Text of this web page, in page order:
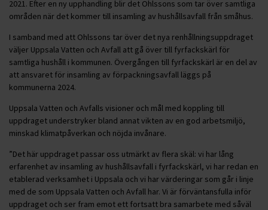
2021. Efter en ny upphandling blir det Ohlssons som tar över samtliga
områden när det kommer till insamling av hushållsavfall från småhus.
I samband med att Ohlssons tar över det nya renhållningsuppdraget
väljer Uppsala Vatten och Avfall att gå över till fyrfackskärl för
samtliga hushåll i kommunen. Övergången till fyrfackskärl är en del av
att ansvaret för insamling av förpackningsavfall läggs på
kommunerna 2024.
Uppsala Vatten och Avfalls visioner och mål med koppling till
uppdraget understryker bland annat vikten av en god arbetsmiljö,
minskad klimatpåverkan och nöjda invånare.
”Det här uppdraget passar oss utmärkt av flera skäl: vi har lång
erfarenhet av insamling av hushållsavfall i fyrfackskärl, vi har redan en
etablerad verksamhet i Uppsala och vi har värderingar som går i linje
med de som Uppsala Vatten och Avfall har. Vi är förväntansfulla inför
uppdraget och ser fram emot ett fortsatt bra samarbete med såväl